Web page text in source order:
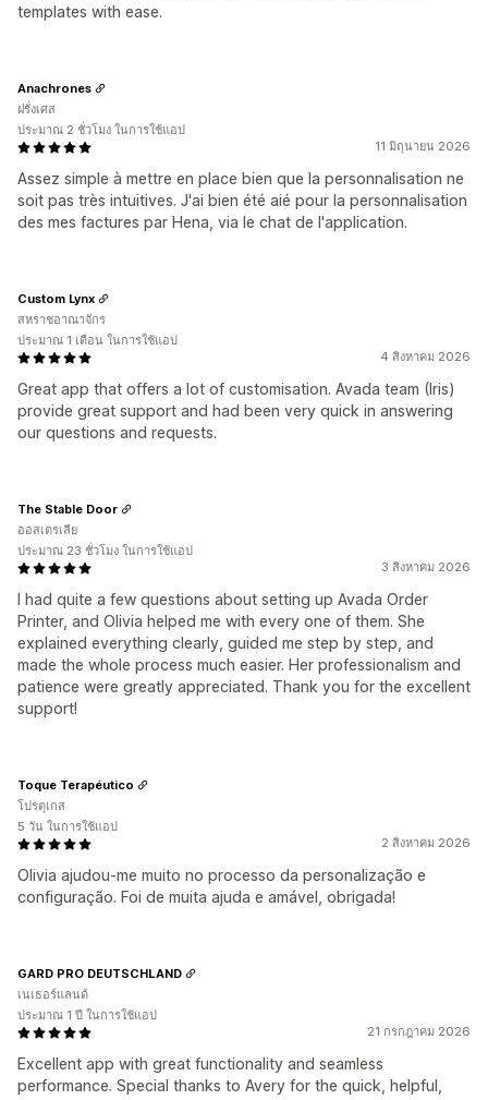
templates with ease.
11 มิถุนายน 2026
Assez simple à mettre en place bien que la personnalisation ne
soit pas très intuitives. J'ai bien été aié pour la personnalisation
des mes factures par Hena, via le chat de l'application.
Anachrones
ฝรั่งเศส
ประมาณ 2 ชั่วโมง ในการใช้แอป
4 สิงหาคม 2026
Great app that offers a lot of customisation. Avada team (Iris)
provide great support and had been very quick in answering
our questions and requests.
Custom Lynx
สหราชอาณาจักร
ประมาณ 1 เดือน ในการใช้แอป
3 สิงหาคม 2026
I had quite a few questions about setting up Avada Order
Printer, and Olivia helped me with every one of them. She
explained everything clearly, guided me step by step, and
made the whole process much easier. Her professionalism and
patience were greatly appreciated. Thank you for the excellent
support!
The Stable Door
ออสเตรเลีย
ประมาณ 23 ชั่วโมง ในการใช้แอป
2 สิงหาคม 2026
Olivia ajudou-me muito no processo da personalização e
configuração. Foi de muita ajuda e amável, obrigada!
Toque Terapéutico
โปรตุเกส
5 วัน ในการใช้แอป
21 กรกฎาคม 2026
Excellent app with great functionality and seamless
performance. Special thanks to Avery for the quick, helpful,
GARD PRO DEUTSCHLAND
เนเธอร์แลนด์
ประมาณ 1 ปี ในการใช้แอป